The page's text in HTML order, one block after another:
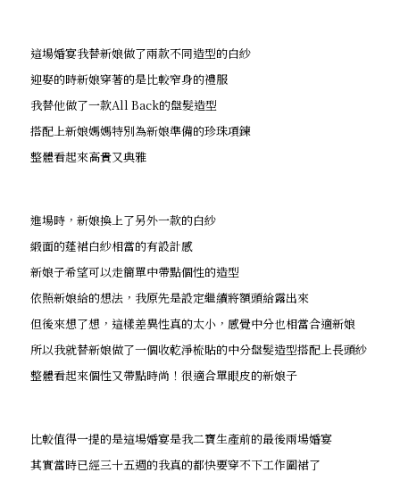
這場婚宴我替新娘做了兩款不同造型的白紗
迎娶的時新娘穿著的是比較窄身的禮服
我替他做了一款All Back的盤髮造型
搭配上新娘媽媽特別為新娘準備的珍珠項鍊
整體看起來高貴又典雅
進場時，新娘換上了另外一款的白紗
緞面的蓬裙白紗相當的有設計感
新娘子希望可以走簡單中帶點個性的造型
依照新娘給的想法，我原先是設定繼續將額頭給露出來
但後來想了想，這樣差異性真的太小，感覺中分也相當合適新娘
所以我就替新娘做了一個收乾淨梳貼的中分盤髮造型搭配上長頭紗
整體看起來個性又帶點時尚！很適合單眼皮的新娘子
比較值得一提的是這場婚宴是我二寶生產前的最後兩場婚宴
其實當時已經三十五週的我真的都快要穿不下工作圍裙了